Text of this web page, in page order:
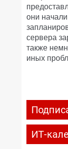
они
сервера
также
иных
ИТ-